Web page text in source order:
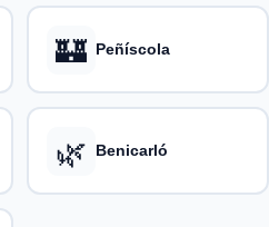
🏰 Peñíscola
🌿 Benicarló